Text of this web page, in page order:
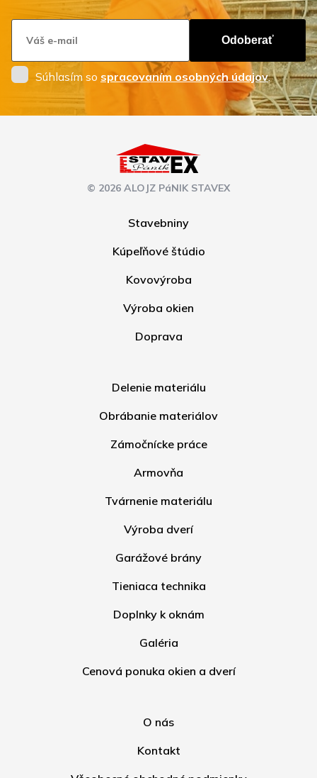
Odoberať
Súhlasím so spracovaním osobných údajov.
© 2026 ALOJZ PáNIK STAVEX
Stavebniny
Kúpeľňové štúdio
Kovovýroba
Výroba okien
Doprava
Delenie materiálu
Obrábanie materiálov
Zámočnícke práce
Armovňa
Tvárnenie materiálu
Výroba dverí
Garážové brány
Tieniaca technika
Doplnky k oknám
Galéria
Cenová ponuka okien a dverí
O nás
Kontakt